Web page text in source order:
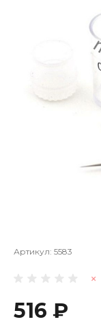
Артикул: 5583
516 ₽